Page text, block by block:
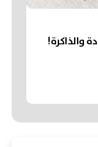
والذاكرة!